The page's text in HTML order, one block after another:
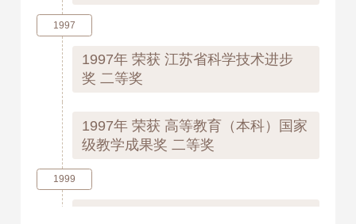
1997
1997年荣获 江苏省科学技术进步
奖 二等奖
1997年荣获 高等教育（本科）国家
级教学成果奖 二等奖
1999